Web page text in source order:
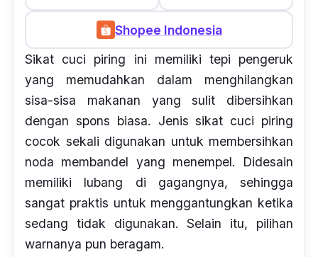
Shopee Indonesia
Sikat cuci piring ini memiliki tepi pengeruk
yang memudahkan dalam menghilangkan
sisa-sisa makanan yang sulit dibersihkan
dengan spons biasa. Jenis sikat cuci piring
cocok sekali digunakan untuk membersihkan
noda membandel yang menempel. Didesain
memiliki lubang di gagangnya, sehingga
sangat praktis untuk menggantungkan ketika
sedang tidak digunakan. Selain itu, pilihan
warnanya pun beragam.